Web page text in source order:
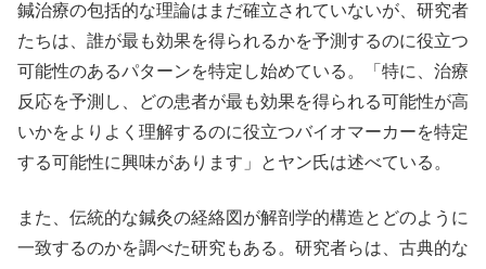
鍼治療の包括的な理論はまだ確立されていないが、研究者
たちは、誰が最も効果を得られるかを予測するのに役立つ
可能性のあるパターンを特定し始めている。「特に、治療
反応を予測し、どの患者が最も効果を得られる可能性が高
いかをよりよく理解するのに役立つバイオマーカーを特定
する可能性に興味があります」とヤン氏は述べている。
また、伝統的な鍼灸の経絡図が解剖学的構造とどのように
一致するのかを調べた研究もある。研究者らは、古典的な